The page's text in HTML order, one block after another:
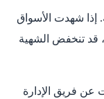
إذا شهدت الأسواق
قد تنخفض الشهية
عن فريق الإدارة